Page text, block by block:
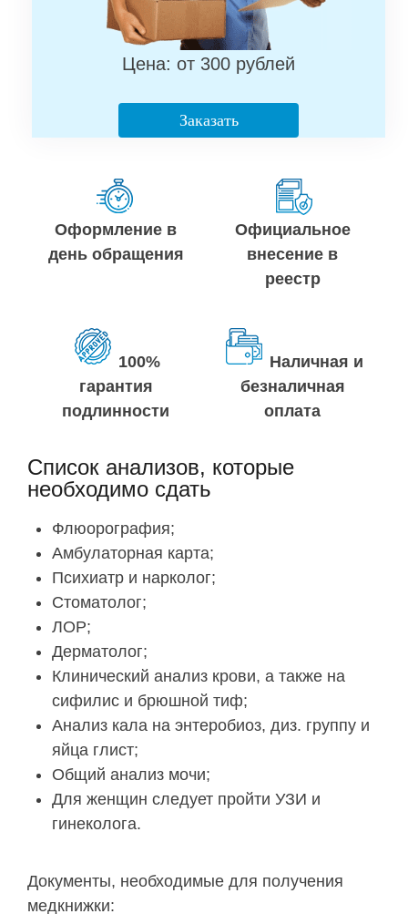
Цена: от 300 рублей
Заказать
Оформление в
день обращения
Официальное
внесение в
реестр
100%
гарантия
подлинности
Наличная и
безналичная
оплата
Список анализов, которые
необходимо сдать
Флюорография;
Амбулаторная карта;
Психиатр и нарколог;
Стоматолог;
ЛОР;
Дерматолог;
Клинический анализ крови, а также на
сифилис и брюшной тиф;
Анализ кала на энтеробиоз, диз. группу и
яйца глист;
Общий анализ мочи;
Для женщин следует пройти УЗИ и
гинеколога.
Документы, необходимые для получения
медкнижки: